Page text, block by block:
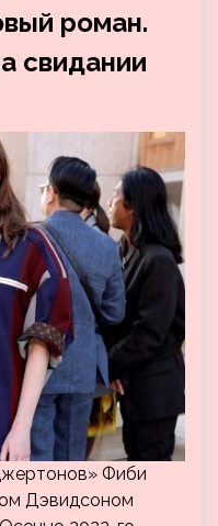
роман.
свидании
Фиби
Дэвидсоном